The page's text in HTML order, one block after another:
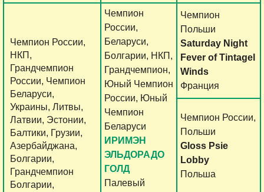
Чемпион России,
НКП,
Грандчемпион
России, Чемпион
Беларуси,
Украины, Литвы,
Латвии, Эстонии,
Балтики, Грузии,
Азербайджана,
Болгарии,
Грандчемпион
Болгарии,
Чемпион
России,
Беларуси,
Болгарии, НКП,
Грандчемпион,
Юный Чемпион
России, Юный
Чемпион
Беларуси
ИРИМЭН
ЭЛЬДОРАДО
ГОЛД
Палевый
Чемпион
Польши
Saturday Night
Fever of Tintagel
Winds
Франция
Чемпион России,
Польши
Gloss Psie
Lobby
Польша